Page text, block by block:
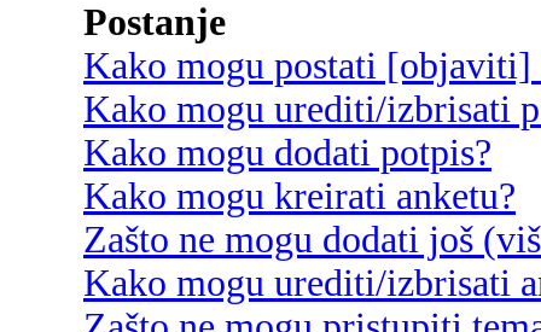
Postanje
Kako mogu postati [objaviti]
Kako mogu urediti/izbrisati
Kako mogu dodati potpis?
Kako mogu kreirati anketu?
Zašto ne mogu dodati još
Kako mogu urediti/izbrisati